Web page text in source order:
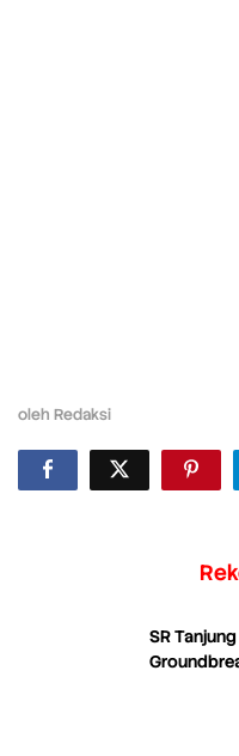
oleh Redaksi
SR